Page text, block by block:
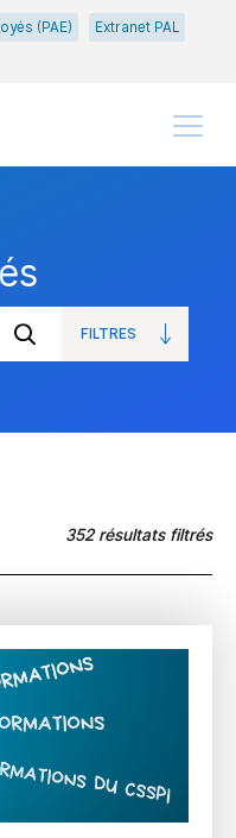
(PAE)
Extranet PAL
OUVRIR
LES
FILTRES
352 résultats filtrés